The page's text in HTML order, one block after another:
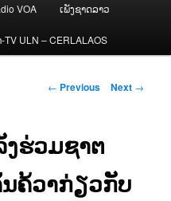
VOA ເພັງຊາດລາວ
ULN – CERLALAOS
Post
← Previous Next →
ຮ່ວມຊາຕ
ຄ້ວາກ່ຽວກັບ